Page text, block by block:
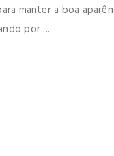
manter a boa
por ...